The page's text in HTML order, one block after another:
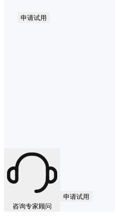
申请试用
咨询专家顾问
申请试用